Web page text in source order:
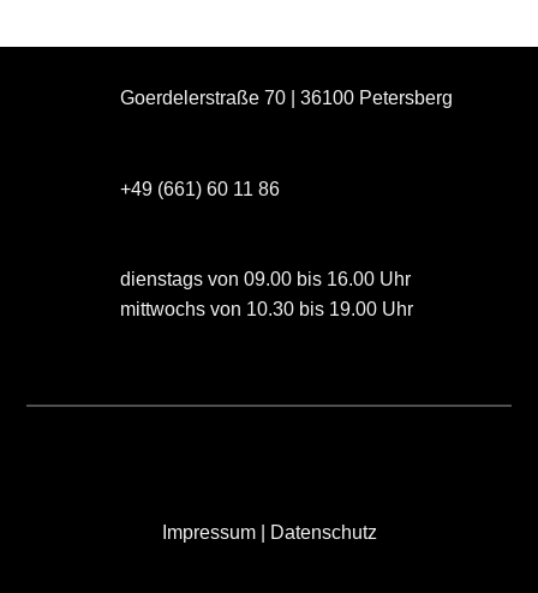
Goerdelerstraße 70 | 36100 Petersberg
+49 (661) 60 11 86
dienstags von 09.00 bis 16.00 Uhr
mittwochs von 10.30 bis 19.00 Uhr
Impressum| Datenschutz